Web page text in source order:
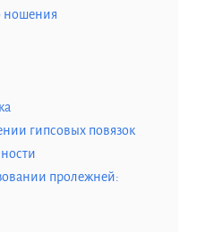
ношения
гипсовых повязок
пролежней: